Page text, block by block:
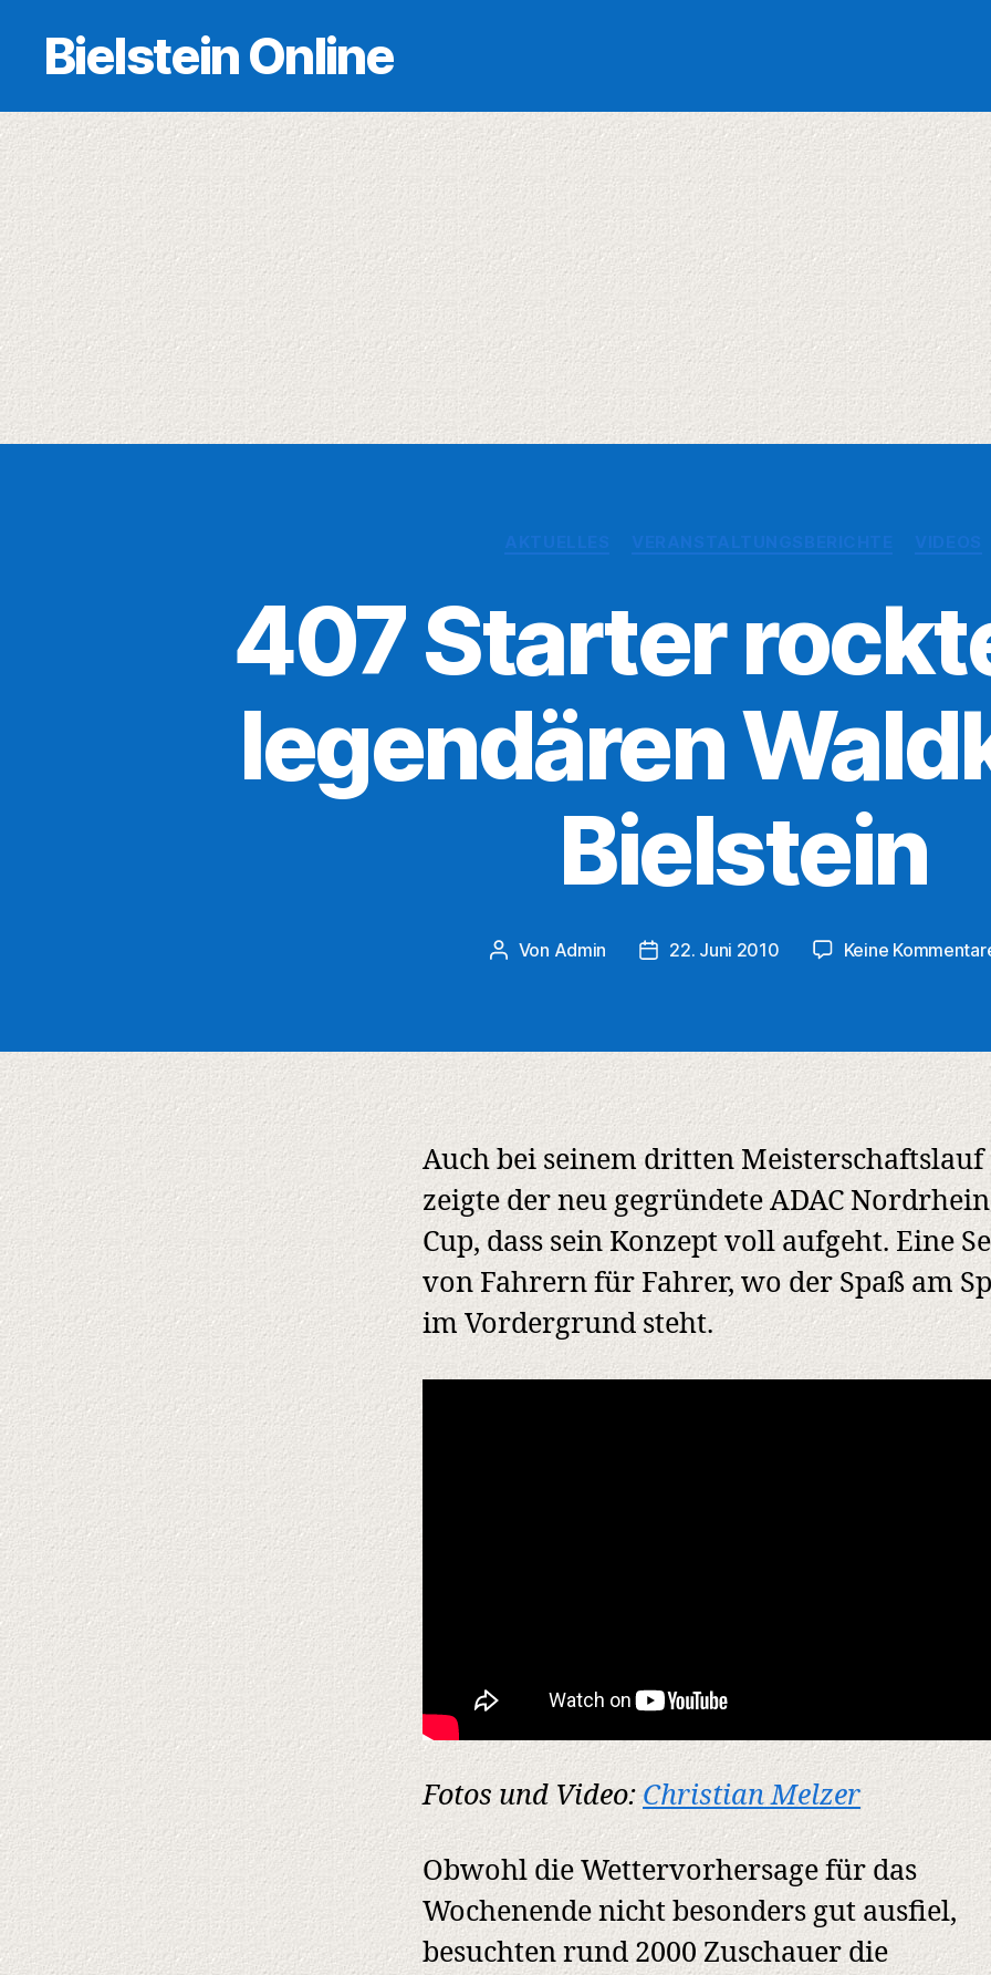
Bielstein Online
407 Starter
legendären
Bielstein
Beitragsautor
Von Admin Veröffentlichungsdatum
22. Juni 2010 Keine
Auch bei seinem dritten Meisterschaftslauf
zeigte der neu gegründete ADAC
Cup, dass sein Konzept voll aufgeht. Eine
von Fahrern für Fahrer, wo der Spaß am
im Vordergrund steht.
Fotos und Video:Christian Melzer
Obwohl die Wettervorhersage für das
Wochenende nicht besonders gut ausfiel,
besuchten rund 2000 Zuschauer die